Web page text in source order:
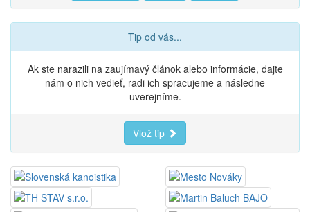
Tip od vás...
Ak ste narazili na zaujímavý článok alebo informácie, dajte
nám o nich vedieť, radi ich spracujeme a následne
uverejníme.
Vlož tip